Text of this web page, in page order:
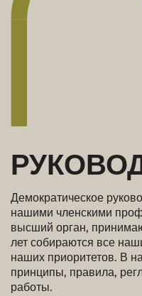
Демократическое
нашими членскими
высший орган,
лет собираются все
наших приоритетов. В
принципы, правила,
работы.